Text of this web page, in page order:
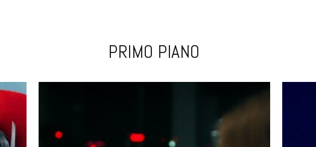
PRIMO PIANO